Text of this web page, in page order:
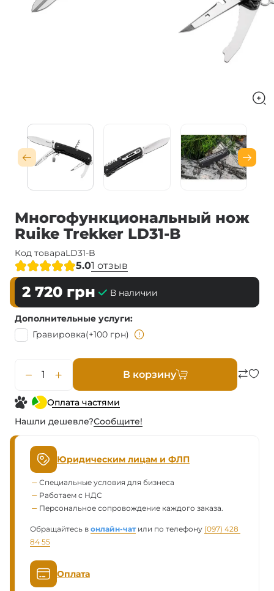
Многофункциональный нож
Ruike Trekker LD31-B
Код товараLD31-B
5.01 отзыв
2 720 грн В наличии
Дополнительные услуги
Гравировка(+100 грн)
В корзину
Оплата частями
Нашли дешевле?Сообщите!
Юридическим лицам и ФЛП
Специальные условия для бизнеса
Работаем с НДС
Персональное сопровождение каждого заказа.
Обращайтесь в онлайн-чатили по телефону (097) 428
84 55
Оплата